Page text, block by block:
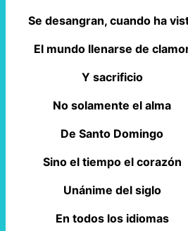
Se desangran, cuando ha
El mundo llenarse de
Y sacrificio
No solamente el alma
De Santo Domingo
Sino el tiempo el corazón
Unánime del siglo
En todos los idiomas